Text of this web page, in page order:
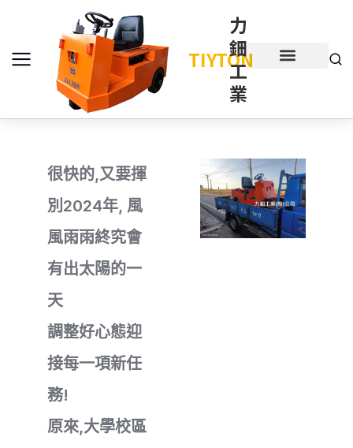
TIYTON
力
鈿
工
業
很快的,又要揮
別2024年, 風
風雨雨終究會
有出太陽的一
天
調整好心態迎
接每一項新任
務!
原來,大學校區